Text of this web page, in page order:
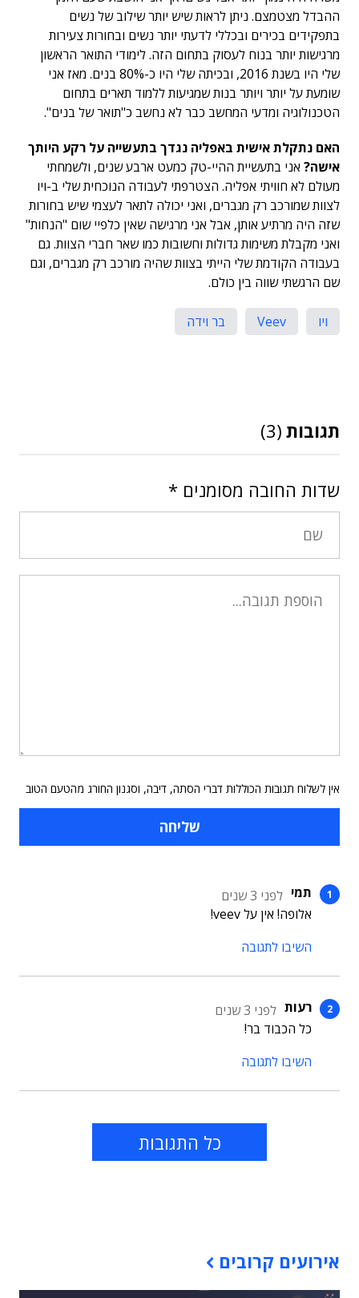
ההבדל מצטמצם. ניתן לראות שיש יותר שילוב של נשים
בתפקידים בכירים ובכללי לדעתי יותר נשים ובחורות צעירות
מרגישות יותר בנוח לעסוק בתחום הזה. לימודי התואר הראשון
שלי היו בשנת 2016, ובכיתה שלי היו כ-80% בנים. מאז אני
שומעת על יותר ויותר בנות שמגיעות ללמוד תארים בתחום
הטכנולוגיה ומדעי המחשב כבר לא נחשב כ"תואר של בנים".
האם נתקלת אישית באפליה נגדך בתעשייה על רקע היותך
אישה? אני בתעשיית ההיי-טק כמעט ארבע שנים, ולשמחתי
מעולם לא חוויתי אפליה. הצטרפתי לעבודה הנוכחית שלי ב-ויו
לצוות שמורכב רק מגברים, ואני יכולה לתאר לעצמי שיש בחורות
שזה היה מרתיע אותן, אבל אני מרגישה שאין כלפיי שום "הנחות"
ואני מקבלת משימות גדולות וחשובות כמו שאר חברי הצוות. גם
בעבודה הקודמת שלי הייתי בצוות שהיה מורכב רק מגברים, וגם
שם הרגשתי שווה בין כולם.
ויו Veev בר וידה
תגובות (3)
שדות החובה מסומנים *
אין לשלוח תגובות הכוללות דברי הסתה, דיבה, וסגנון החורג מהטעם הטוב
תמי לפני 3 שנים
אלופה! אין על veev!
השיבו לתגובה
רעות לפני 3 שנים
כל הכבוד בר!
השיבו לתגובה
כל התגובות
אירועים קרובים